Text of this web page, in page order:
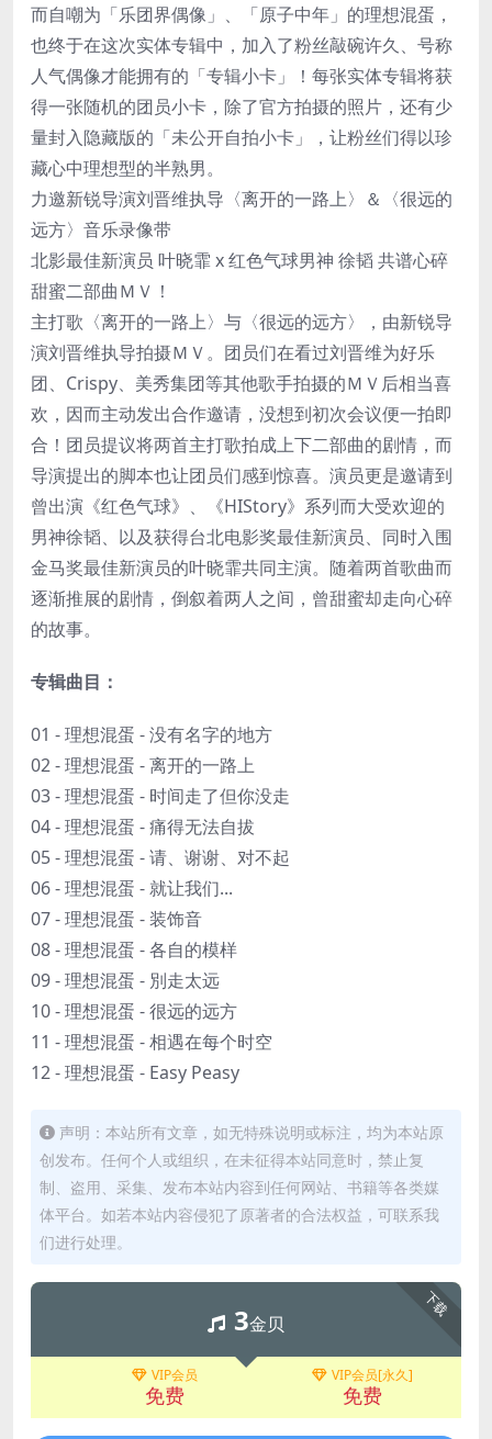
而自嘲为「乐团界偶像」、「原子中年」的理想混蛋，
也终于在这次实体专辑中，加入了粉丝敲碗许久、号称
人气偶像才能拥有的「专辑小卡」！每张实体专辑将获
得一张随机的团员小卡，除了官方拍摄的照片，还有少
量封入隐藏版的「未公开自拍小卡」，让粉丝们得以珍
藏心中理想型的半熟男。
力邀新锐导演刘晋维执导〈离开的一路上〉＆〈很远的
远方〉音乐录像带
北影最佳新演员 叶晓霏 x 红色气球男神 徐韬 共谱心碎
甜蜜二部曲ＭＶ！
主打歌〈离开的一路上〉与〈很远的远方〉，由新锐导
演刘晋维执导拍摄ＭＶ。团员们在看过刘晋维为好乐
团、Crispy、美秀集团等其他歌手拍摄的ＭＶ后相当喜
欢，因而主动发出合作邀请，没想到初次会议便一拍即
合！团员提议将两首主打歌拍成上下二部曲的剧情，而
导演提出的脚本也让团员们感到惊喜。演员更是邀请到
曾出演《红色气球》、《HIStory》系列而大受欢迎的
男神徐韬、以及获得台北电影奖最佳新演员、同时入围
金马奖最佳新演员的叶晓霏共同主演。随着两首歌曲而
逐渐推展的剧情，倒叙着两人之间，曾甜蜜却走向心碎
的故事。
专辑曲目：
01 - 理想混蛋 - 没有名字的地方
02 - 理想混蛋 - 离开的一路上
03 - 理想混蛋 - 时间走了但你没走
04 - 理想混蛋 - 痛得无法自拔
05 - 理想混蛋 - 请、谢谢、对不起
06 - 理想混蛋 - 就让我们...
07 - 理想混蛋 - 装饰音
08 - 理想混蛋 - 各自的模样
09 - 理想混蛋 - 別走太远
10 - 理想混蛋 - 很远的远方
11 - 理想混蛋 - 相遇在每个时空
12 - 理想混蛋 - Easy Peasy
声明：本站所有文章，如无特殊说明或标注，均为本站原
创发布。任何个人或组织，在未征得本站同意时，禁止复
制、盗用、采集、发布本站内容到任何网站、书籍等各类媒
体平台。如若本站内容侵犯了原著者的合法权益，可联系我
们进行处理。
下载
3金贝
VIP会员
免费
VIP会员[永久]
免费